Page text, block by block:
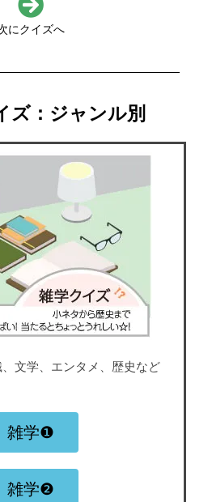
にクイズへ
ズ：ジャンル別
、文学、エンタメ、歴史など
雑学❶
雑学❷